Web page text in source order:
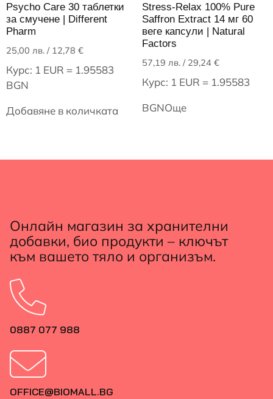
Psycho Care 30 таблетки
за смучене | Different
Pharm
25,00 лв. / 12,78 €
Курс: 1 EUR = 1.95583
BGN
Добавяне в количката
Stress-Relax 100% Pure
Saffron Extract 14 мг 60
веге капсули | Natural
Factors
57,19 лв./ 29,24 €
Курс: 1 EUR = 1.95583
BGNОще
Онлайн магазин за хранителни
добавки, био продукти – ключът
към вашето тяло и организъм.
0887 077 988
OFFICE@BIOMALL.BG